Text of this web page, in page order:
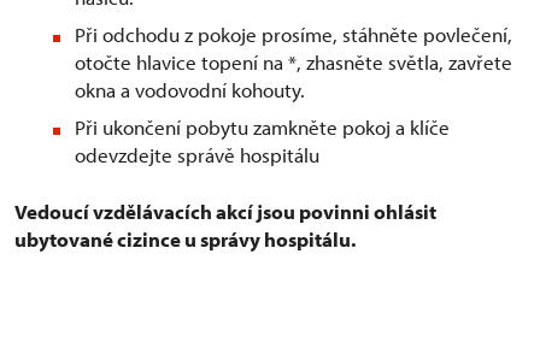
Při odchodu z pokoje prosíme, stáhněte povlečení,
otočte hlavice topení na *, zhasněte světla, zavřete
okna a vodovodní kohouty.
Při ukončení pobytu zamkněte pokoj a klíče
odevzdejte správě hospitálu
Vedoucí vzdělávacích akcí jsou povinni ohlásit
ubytované cizince u správy hospitálu.